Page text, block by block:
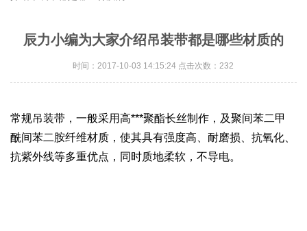
辰力小编为大家介绍吊装带都是哪些材质的
时间：2017-10-03 14:15:24 点击次数：232
常规吊装带，一般采用高***聚酯长丝制作，及聚间苯二甲
酰间苯二胺纤维材质，使其具有强度高、耐磨损、抗氧化、
抗紫外线等多重优点，同时质地柔软，不导电。